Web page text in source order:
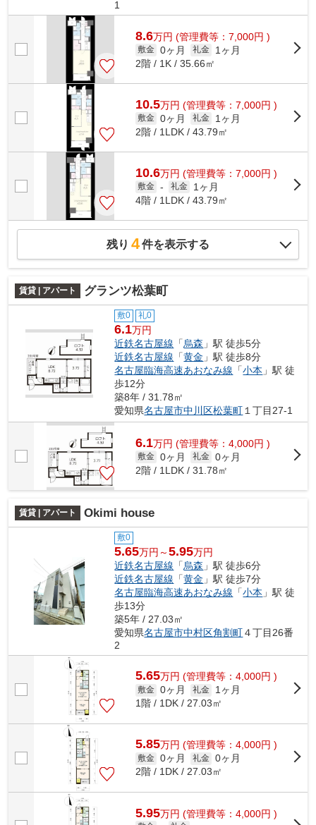
1
8.6万円 (管理費等：7,000円 )
敷金 0ヶ月 礼金
1ヶ月
2階 / 1K / 35.66㎡
10.5万円 (管理費等：7,000円 )
敷金 0ヶ月 礼金
1ヶ月
2階 / 1LDK / 43.79㎡
10.6万円 (管理費等：7,000円 )
敷金 - 礼金
1ヶ月
4階 / 1LDK / 43.79㎡
残り 4件を表示する
賃貸 | アパート グランツ松葉町
敷0 礼0
6.1万円
近鉄名古屋線 「烏森 」駅 徒歩5分
近鉄名古屋線 「黄金 」駅 徒歩8分
名古屋臨海高速あおなみ線 「小本 」駅 徒
歩12分
築8年 / 31.78㎡
愛知県名古屋市中川区松葉町 １丁目27-1
6.1万円 (管理費等：4,000円 )
敷金 0ヶ月 礼金 0ヶ月
2階 / 1LDK / 31.78㎡
賃貸 | アパート Okimi house
敷0
5.65万円～5.95万円
近鉄名古屋線 「烏森 」駅 徒歩6分
近鉄名古屋線 「黄金 」駅 徒歩7分
名古屋臨海高速あおなみ線 「小本 」駅 徒
歩13分
築5年 / 27.03㎡
愛知県名古屋市中村区角割町４丁目26番
2
5.65万円 (管理費等：4,000円 )
敷金 0ヶ月 礼金
1ヶ月
1階 / 1DK / 27.03㎡
5.85万円 (管理費等：4,000円 )
敷金 0ヶ月 礼金 0ヶ月
2階 / 1DK / 27.03㎡
5.95万円 (管理費等：4,000円 )